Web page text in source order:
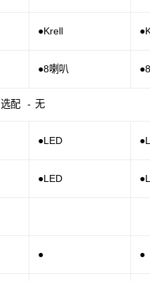
选配 - 无
●Krell
●8喇叭
●LED
●LED
● ●